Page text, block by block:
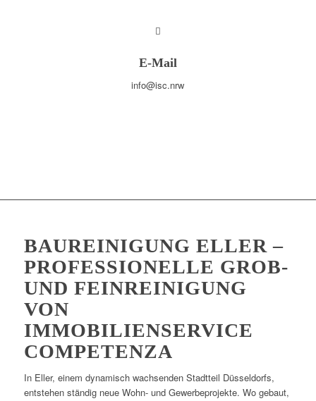
E-Mail
info@isc.nrw
BAUREINIGUNG ELLER –
PROFESSIONELLE GROB-
UND FEINREINIGUNG
VON
IMMOBILIENSERVICE
COMPETENZA
In Eller, einem dynamisch wachsenden Stadtteil Düsseldorfs,
entstehen ständig neue Wohn- und Gewerbeprojekte. Wo gebaut,